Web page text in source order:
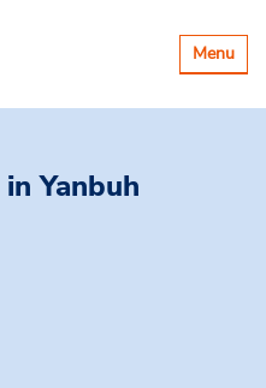
Basculer
la
Menu
in Yanbuh